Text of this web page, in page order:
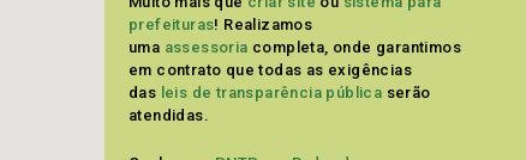
prefeituras! Realizamos
uma assessoria completa, onde garantimos
em contrato que todas as exigências
das leis de transparência pública serão
atendidas.